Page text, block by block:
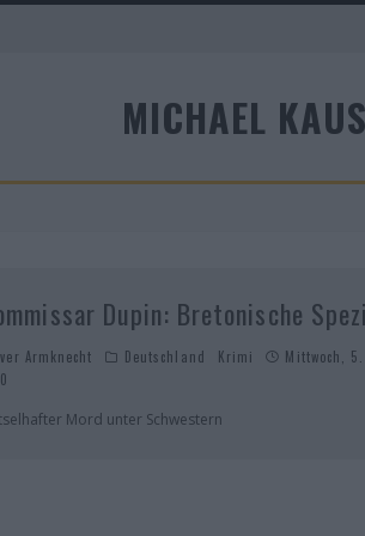
MICHAEL
Dupin: Bretonische
Armknecht Deutschland Krimi
Mittwoch,
0
Mord unter Schwestern